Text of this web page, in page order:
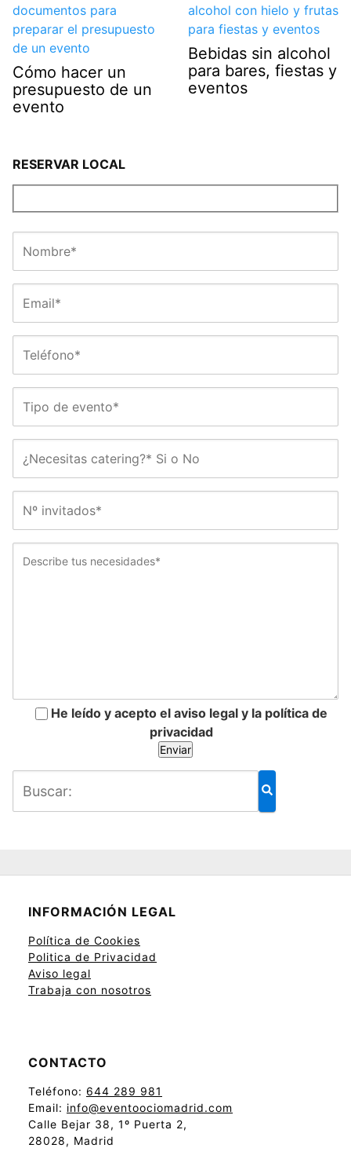
Cómo hacer un
presupuesto de un
evento
Bebidas sin alcohol
para bares, fiestas y
eventos
RESERVAR LOCAL
He leído y acepto el aviso legal y la política de
privacidad
INFORMACIÓN LEGAL
Política de Cookies
Politica de Privacidad
Aviso legal
Trabaja con nosotros
CONTACTO
Teléfono: 644 289 981
Email: info@eventoociomadrid.com
Calle Bejar 38, 1º Puerta 2,
28028, Madrid